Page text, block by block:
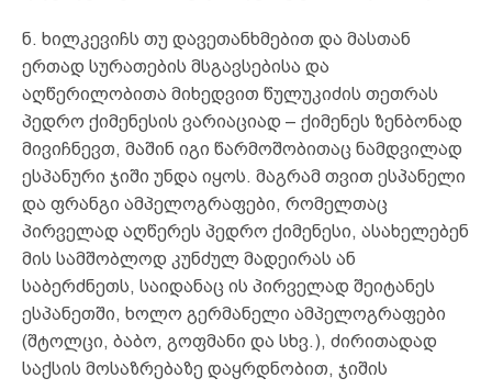
ნ. ხილკევიჩს თუ დავეთანხმებით და მასთან
ერთად სურათების მსგავსებისა და
აღწერილობითა მიხედვით წულუკიძის თეთრას
პედრო ქიმენესის ვარიაციად – ქიმენეს ზენბონად
მივიჩნევთ, მაშინ იგი წარმოშობითაც ნამდვილად
ესპანური ჯიში უნდა იყოს. მაგრამ თვით ესპანელი
და ფრანგი ამპელოგრაფები, რომელთაც
პირველად აღწერეს პედრო ქიმენესი, ასახელებენ
მის სამშობლოდ კუნძულ მადეირას ან
საბერძნეთს, საიდანაც ის პირველად შეიტანეს
ესპანეთში, ხოლო გერმანელი ამპელოგრაფები
(შტოლცი, ბაბო, გოფმანი და სხვ.), ძირითადად
საქსის მოსაზრებაზე დაყრდნობით, ჯიშის